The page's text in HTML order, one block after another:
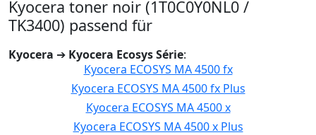
Kyocera toner noir (1T0C0Y0NL0 /
TK3400) passend für
Kyocera ➔ Kyocera Ecosys Série:
Kyocera ECOSYS MA 4500 fx
Kyocera ECOSYS MA 4500 fx Plus
Kyocera ECOSYS MA 4500 x
Kyocera ECOSYS MA 4500 x Plus